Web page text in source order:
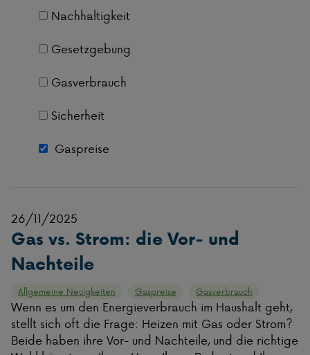
Nachhaltigkeit
Gesetzgebung
Gasverbrauch
Sicherheit
Gaspreise
26/11/2025
Gas vs. Strom: die Vor- und
Nachteile
Allgemeine Neuigkeiten Gaspreise Gasverbrauch
Wenn es um den Energieverbrauch im Haushalt geht,
stellt sich oft die Frage: Heizen mit Gas oder Strom?
Beide haben ihre Vor- und Nachteile, und die richtige